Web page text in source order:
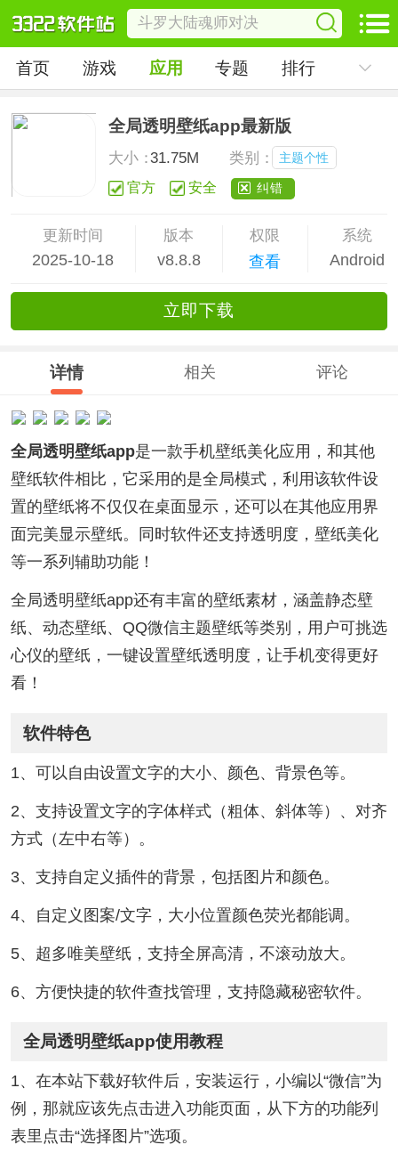
首页 游戏 应用 专题 排行
全局透明壁纸app最新版
大小：31.75M 类别： 主题个性
官方 安全 纠错
更新时间
2025-10-18
版本
v8.8.8
权限
查看
系统
Android
立即下载
详情 相关 评论
全局透明壁纸app是一款手机壁纸美化应用，和其他
壁纸软件相比，它采用的是全局模式，利用该软件设
置的壁纸将不仅仅在桌面显示，还可以在其他应用界
面完美显示壁纸。同时软件还支持透明度，壁纸美化
等一系列辅助功能！
全局透明壁纸app还有丰富的壁纸素材，涵盖静态壁
纸、动态壁纸、QQ微信主题壁纸等类别，用户可挑选
心仪的壁纸，一键设置壁纸透明度，让手机变得更好
看！
软件特色
1、可以自由设置文字的大小、颜色、背景色等。
2、支持设置文字的字体样式（粗体、斜体等）、对齐
方式（左中右等）。
3、支持自定义插件的背景，包括图片和颜色。
4、自定义图案/文字，大小位置颜色荧光都能调。
5、超多唯美壁纸，支持全屏高清，不滚动放大。
6、方便快捷的软件查找管理，支持隐藏秘密软件。
全局透明壁纸app使用教程
1、在本站下载好软件后，安装运行，小编以“微信”为
例，那就应该先点击进入功能页面，从下方的功能列
表里点击“选择图片”选项。